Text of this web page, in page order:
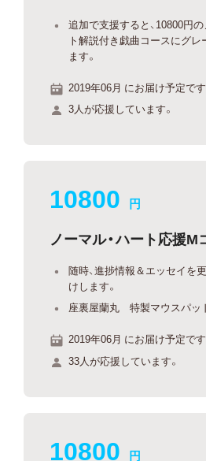
追加で支援すると、10800円
ト解説付き戯曲コースにグレ
ます。
2019年06月 にお届け予定です
3人が応援しています。
10800 円
ノーマル・ハート応援M
随時、進捗情報＆エッセイを
けします。
座裏屋蘭丸 特製マウスパッ
2019年06月 にお届け予定です
33人が応援しています。
10800 円